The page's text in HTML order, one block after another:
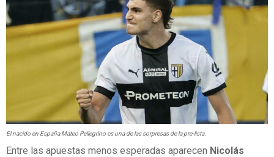
El nacido en España Mateo Pellegrino es una de las sorpresas de la pre-lista.
Entre las apuestas menos esperadas aparecen Nicolás